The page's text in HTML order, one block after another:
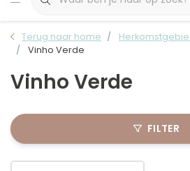
Terug naar home
Vinho Verde
Vinho Verde
FILTER